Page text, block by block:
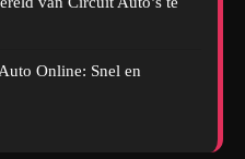
Online: Snel en